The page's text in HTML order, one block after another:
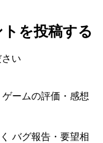
を投稿する
い
ゲームの評価・感想
バグ報告・要望相